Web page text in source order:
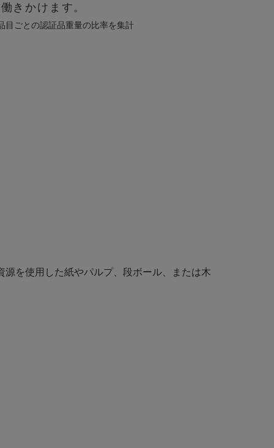
きかけます。
目ごとの認証品重量の比率を集計
を使用した紙やパルプ、段ボール、または木